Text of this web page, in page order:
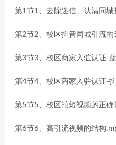
第1节1、去除迷信、认清同城
第2节2、校区抖音同城引流的
第3节3、校区商家入驻认证-
第4节4、校区商家入驻认证-
第5节5、校区拍短视频的正确
第6节6、高引流视频的结构